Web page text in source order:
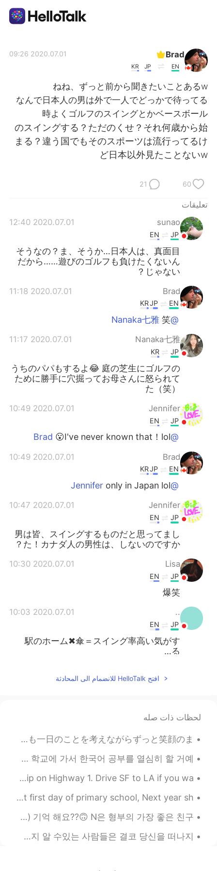
العربية
English 简体中文
日本語
Türkçe
Brad
EN
JP
KR
2020.07.01 09:26
ねね、ずっと前から聞きたいことあるw
なんで日本人の男は外で一人でどっかで待ってる
時よくゴルフのスイングとかベースボール
のスイングする？ただのくせ？それ何歳から始
まる？違う国でもそのスポーツは流行ってるけ
ど日本以外見たことないw
60
21
تعليقات
sunao
2020.07.01 12:40
JP
EN
そうなの？ま、そうか…日本人は、真面目
だから……遊びのゴルフも負けたくないん
じゃない？
Brad
2020.07.01 11:18
EN
JP
KR
@Nanaka七雅
笑
Nanaka七雅
2020.07.01 11:17
JP
KR
うちのパパもするよ😂 庭の芝生にゴルフの
ために勝手に穴掘ってお母さんに怒られて
た（笑）
Jennifer
2020.07.01 10:49
JP
EN
@Brad
😮I've never known that！lol
Brad
2020.07.01 10:49
EN
JP
KR
@Jennifer
only in Japan lol
Jennifer
2020.07.01 10:47
JP
EN
男は皆、スイングするものだと思ってまし
た！カナダ人の男性は、しないのですか？
Lisa
2020.07.01 10:30
JP
EN
爆笑
..
2020.07.01 10:03
JP
EN
駅のホーム✖︎傘＝スイング率高い気がす
る…
EN
いじる感覚でスイングしてるw
Mia みあ
2020.07.01 09:48
😳
shota
2020.07.01 09:37
球部ウケる🤣
افتح HelloTalk للانضمام الى المحادثة
لحظات ذات صله
10月25日にめっちゃくっちゃ久しぶりにHTの友達と会った！☺😍(やっと東京で友達できたw) とてもとても楽しかった。一日があっという間に終わっちゃて電車でも一日のことを考えながらずっと笑顔のま...
추석 끝🥰 추석 때 내 한국 친구들을 만났어요. 우리는 술을 많이 마셨고 좋은 음식을 많이 먹었어요. 정말 재미있었지만 지금은 매일 학교에 가서 한국어 공부를 열심히 할 거예...
Central California coastline in USA. Recommend a road trip on Highway 1. Drive SF to LA if you wa...
Well that's me feeling old at 34! 😭. My baby girls last first day of primary school, Next year sh...
오래만이네요.. 사실 저는 지금 독일에서 있어요. 얼마전에 그 독일 사는 같이 여행 했던 친구를 (let's call him N) 기억 해요??🙃 N은 형부의 가장 좋은 친구...
당신의 예쁜 얼굴이나 멋진 몸 때문에 당신에게 끌리는 사람들은 영원히 당신 옆에 있지 않습니다. 그러나 당신의 마음이 얼마나 아름다운지 알 수있는 사람들은 결코 당신을 떠나지...